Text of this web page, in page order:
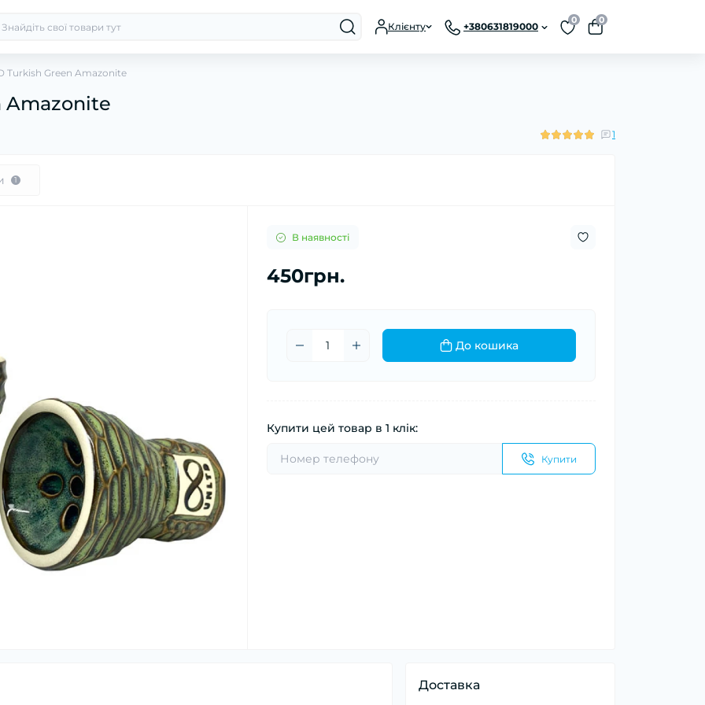
Клієнту +380631819000
0 0
Turkish Green Amazonite
Amazonite
1
1
В наявності
450грн.
До кошика
Купити цей товар в 1 клік:
Купити
Доставка